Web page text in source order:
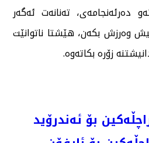
دەرئەنجامەی، تەنانەت ئەگەر
٢٠ خولەکیش وەرزش بکەن، هێشتا ناتوانێت
زۆرە بکاتەوە.
بۆ ئەندرۆید